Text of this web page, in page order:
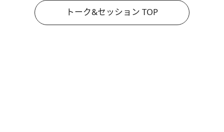
トーク&セッション TOP